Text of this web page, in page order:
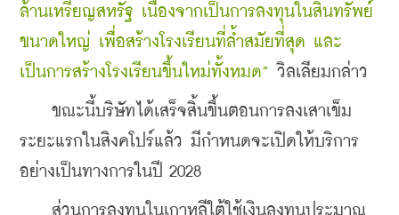
ล้านเหรียญสหรัฐ เนื่องจากเป็นการลงทุนในสินทรัพย์
ขนาดใหญ่ เพื่อสร้างโรงเรียนที่ล้ำสมัยที่สุด และ
เป็นการสร้างโรงเรียนขึ้นใหม่ทั้งหมด” วิลเลียมกล่าว
ขณะนี้บริษัทได้เสร็จสิ้นขึ้นตอนการลงเสาเข็ม
ระยะแรกในสิงคโปร์แล้ว มีกำหนดจะเปิดให้บริการ
อย่างเป็นทางการในปี 2028
ส่วนการลงทุนในเกาหลีใต้ใช้เงินลงทุนประมาณ